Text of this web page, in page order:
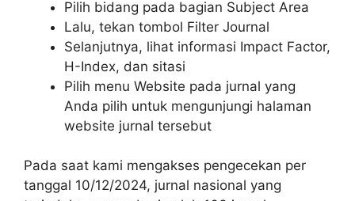
Pilih bidang pada bagian Subject Area
Lalu, tekan tombol Filter Journal
Selanjutnya, lihat informasi Impact Factor,
H-Index, dan sitasi
Pilih menu Website pada jurnal yang
Anda pilih untuk mengunjungi halaman
website jurnal tersebut
Pada saat kami mengakses pengecekan per
tanggal 10/12/2024, jurnal nasional yang